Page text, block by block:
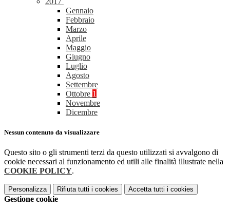
Gennaio
Febbraio
Marzo
Aprile
Maggio
Giugno
Luglio
Agosto
Settembre
Ottobre 1
Novembre
Dicembre
Nessun contenuto da visualizzare
Questo sito o gli strumenti terzi da questo utilizzati si avvalgono di
cookie necessari al funzionamento ed utili alle finalità illustrate nella
COOKIE POLICY.
Personalizza Rifiuta tutti i cookies Accetta tutti i cookies
Gestione cookie